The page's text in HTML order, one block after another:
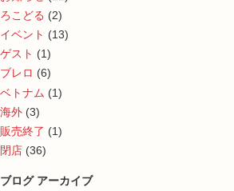
ろこどる (2)
イベント (13)
ゲスト (1)
ブレロ (6)
ベトナム (1)
海外 (3)
販売終了 (1)
閉店 (36)
ブログ アーカイブ